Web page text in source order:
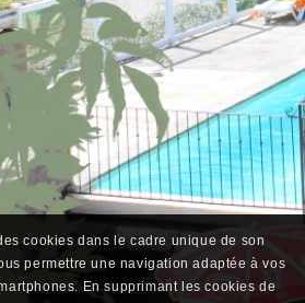
cookies dans le cadre unique de son
permettre une navigation adaptée à vos
En supprimant les cookies de